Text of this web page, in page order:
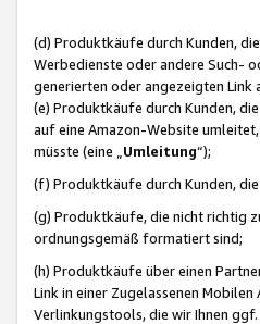
(d) Produktkäufe durch Kunden,
Werbedienste oder andere Such-
generierten oder angezeigten
(e) Produktkäufe durch Kunden,
auf eine Amazon-Website
müsste (eine „ Umleitung“);
(f) Produktkäufe durch Kunden,
(g) Produktkäufe, die nicht richtig
ordnungsgemäß formatiert sind;
(h) Produktkäufe über einen
Link in einer Zugelassenen
Verlinkungstools, die wir Ihnen